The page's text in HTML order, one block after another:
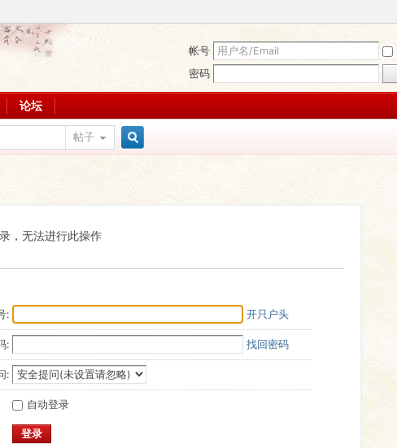
帐号
密码
论坛
帖子
，无法进行此操作
: 开只户头
: 找回密码
:
自动登录
登录